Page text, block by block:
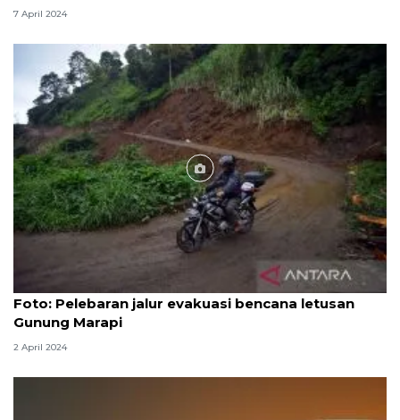
7 April 2024
Foto: Pelebaran jalur evakuasi bencana letusan
Gunung Marapi
2 April 2024